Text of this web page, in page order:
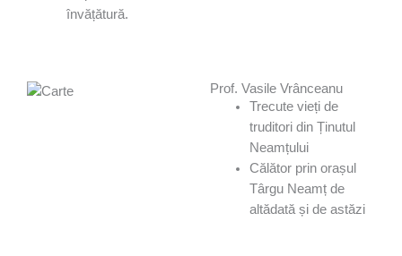
învățătură.
Prof. Vasile Vrânceanu
Trecute vieți de
truditori din Ținutul
Neamțului
Călător prin orașul
Târgu Neamț de
altădată și de astăzi